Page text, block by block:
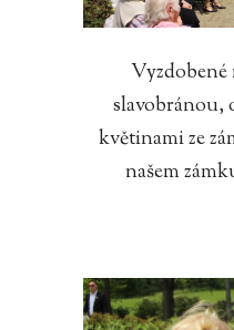
Vyzdobené
slavobránou,
květinami ze
našem